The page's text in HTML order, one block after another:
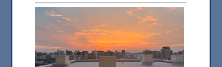
2025.08.28
TORUのぽかぽかブログ faces places
⚫︎木曜日担当 イラストレータand BARマスターTORUです。 今までの人生で
心に残った人達(f……